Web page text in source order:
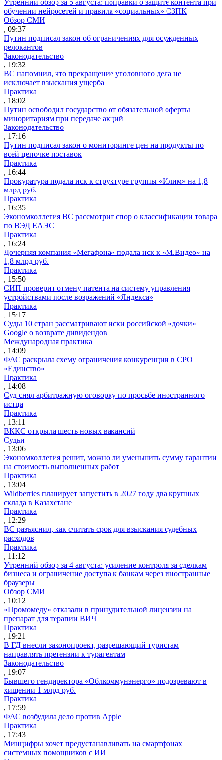
Утренний обзор за 5 августа: поправки о защите контента при
обучении нейросетей и правила «социальных» СЗПК
Обзор СМИ
, 09:37
Путин подписал закон об ограничениях для осужденных
релокантов
Законодательство
, 19:32
ВС напомнил, что прекращение уголовного дела не
исключает взыскания ущерба
Практика
, 18:02
Путин освободил государство от обязательной оферты
миноритариям при передаче акций
Законодательство
, 17:16
Путин подписал закон о мониторинге цен на продукты по
всей цепочке поставок
Практика
, 16:44
Прокуратура подала иск к структуре группы «Илим» на 1,8
млрд руб.
Практика
, 16:35
Экономколлегия ВС рассмотрит спор о классификации товара
по ВЭД ЕАЭС
Практика
, 16:24
Дочерняя компания «Мегафона» подала иск к «М.Видео» на
1,8 млрд руб.
Практика
, 15:50
СИП проверит отмену патента на систему управления
устройствами после возражений «Яндекса»
Практика
, 15:17
Суды 10 стран рассматривают иски российской «дочки»
Google о возврате дивидендов
Международная практика
, 14:09
ФАС раскрыла схему ограничения конкуренции в СРО
«Единство»
Практика
, 14:08
Суд снял арбитражную оговорку по просьбе иностранного
истца
Практика
, 13:11
ВККС открыла шесть новых вакансий
Судьи
, 13:06
Экономколлегия решит, можно ли уменьшить сумму гарантии
на стоимость выполненных работ
Практика
, 13:04
Wildberries планирует запустить в 2027 году два крупных
склада в Казахстане
Практика
, 12:29
ВС разъяснил, как считать срок для взыскания судебных
расходов
Практика
, 11:12
Утренний обзор за 4 августа: усиление контроля за сделкам
бизнеса и ограничение доступа к банкам через иностранные
браузеры
Обзор СМИ
, 10:12
«Промомеду» отказали в принудительной лицензии на
препарат для терапии ВИЧ
Практика
, 19:21
В ГД внесли законопроект, разрешающий туристам
направлять претензии к турагентам
Законодательство
, 19:07
Бывшего гендиректора «Облкоммунэнерго» подозревают в
хищении 1 млрд руб.
Практика
, 17:59
ФАС возбудила дело против Apple
Практика
, 17:43
Минцифры хочет предустанавливать на смартфонах
системных помощников с ИИ